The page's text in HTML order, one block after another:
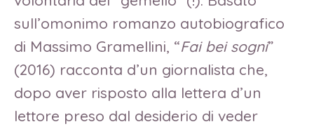
sull’omonimo romanzo autobiografico
di Massimo Gramellini, “Fai bei sogni”
(2016) racconta d’un giornalista che,
dopo aver risposto alla lettera d’un
lettore preso dal desiderio di veder